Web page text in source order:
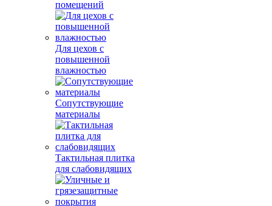
помещений
Для цехов с
повышенной
влажностью
Сопутствующие
материалы
Тактильная плитка
для слабовидящих